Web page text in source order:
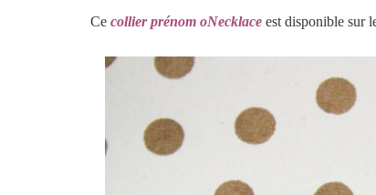
Ce collier prénom oNecklaceest disponible sur